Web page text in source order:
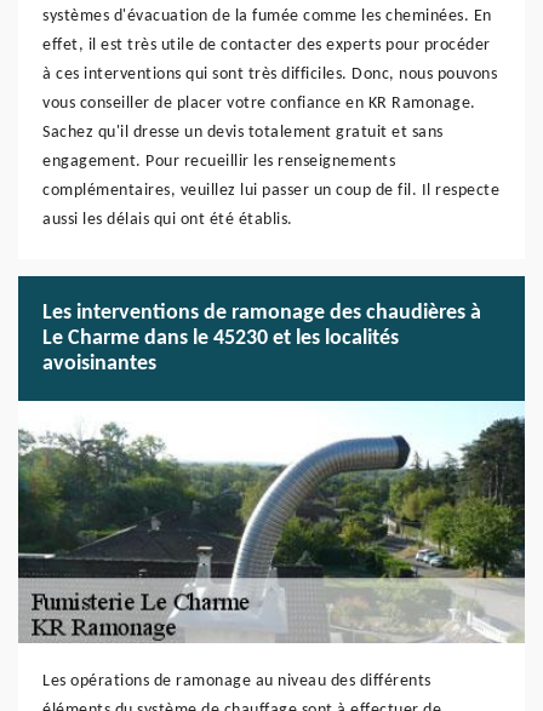
systèmes d'évacuation de la fumée comme les cheminées. En
effet, il est très utile de contacter des experts pour procéder
à ces interventions qui sont très difficiles. Donc, nous pouvons
vous conseiller de placer votre confiance en KR Ramonage.
Sachez qu'il dresse un devis totalement gratuit et sans
engagement. Pour recueillir les renseignements
complémentaires, veuillez lui passer un coup de fil. Il respecte
aussi les délais qui ont été établis.
Les interventions de ramonage des chaudières à
Le Charme dans le 45230 et les localités
avoisinantes
Les opérations de ramonage au niveau des différents